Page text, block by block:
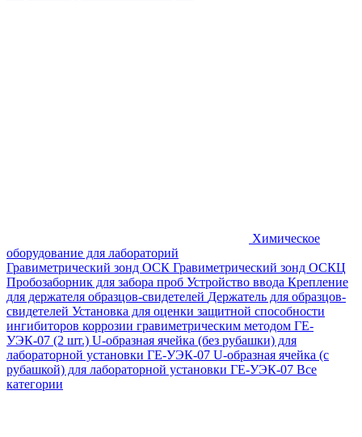
Химическое
оборудование для лабораторий
Гравиметрический зонд ОСК Гравиметрический зонд ОСКЦ
Пробозаборник для забора проб Устройство ввода Крепление
для держателя образцов-свидетелей Держатель для образцов-
свидетелей Установка для оценки защитной способности
ингибиторов коррозии гравиметрическим методом ГЕ-
УЭК-07 (2 шт.) U-образная ячейка (без рубашки) для
лабораторной установки ГЕ-УЭК-07 U-образная ячейка (с
рубашкой) для лабораторной установки ГЕ-УЭК-07 Все
категории